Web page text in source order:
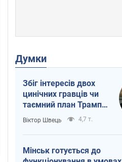
Думки
Збіг інтересів двох
цинічних гравців чи
таємний план Трампа
і Путіна?
Віктор Швець 4,7 т.
Мінськ готується до